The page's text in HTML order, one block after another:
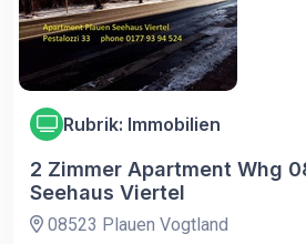
Rubrik: Immobilien
2 Zimmer Apartment Whg
Seehaus Viertel
08523 Plauen Vogtland